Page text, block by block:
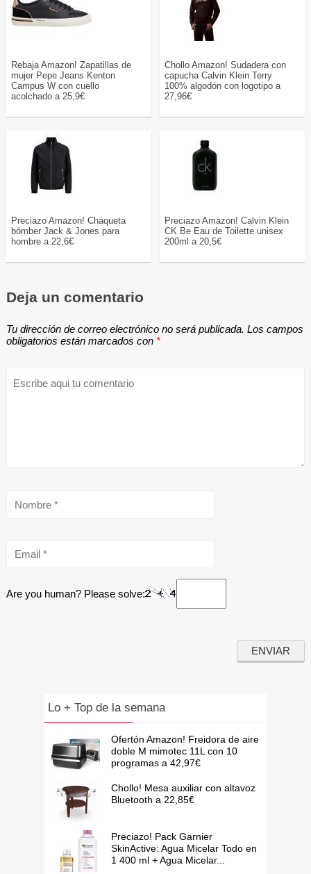
Rebaja Amazon! Zapatillas de
mujer Pepe Jeans Kenton
Campus W con cuello
acolchado a 25,9€
Chollo Amazon! Sudadera con
capucha Calvin Klein Terry
100% algodón con logotipo a
27,96€
Preciazo Amazon! Chaqueta
bómber Jack & Jones para
hombre a 22,6€
Preciazo Amazon! Calvin Klein
CK Be Eau de Toilette unisex
200ml a 20,5€
Deja un comentario
Tu dirección de correo electrónico no será publicada. Los campos
obligatorios están marcados con *
Are you human? Please solve:
Lo + Top de la semana
Ofertón Amazon! Freidora de aire
doble M mimotec 11L con 10
programas a 42,97€
Chollo! Mesa auxiliar con altavoz
Bluetooth a 22,85€
Preciazo! Pack Garnier
SkinActive: Agua Micelar Todo en
1 400 ml + Agua Micelar...